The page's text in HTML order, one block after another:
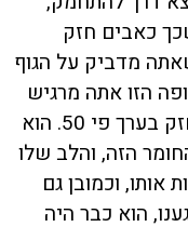
כאבים חזק
מדביק על הגוף
הזו אתה מרגיש
מאוד בהיי. זה סוג של הרואין, אבל חזק בערך פי 50. הוא
הזה, והלב שלו
אותו, וכמובן גם
הוא כבר היה